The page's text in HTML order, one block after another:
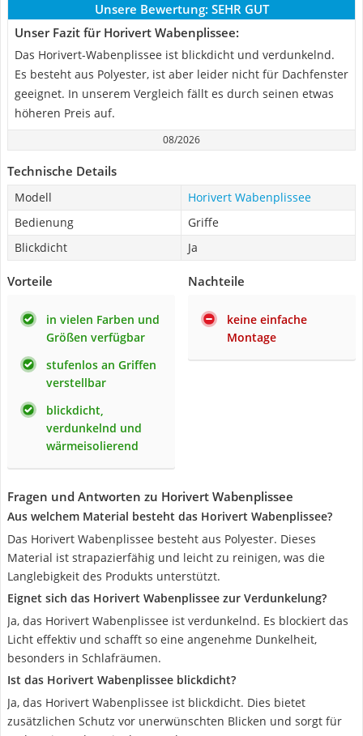
Unsere Bewertung: SEHR GUT
Unser Fazit für Horivert Wabenplissee:
Das Horivert-Wabenplissee ist blickdicht und verdunkelnd.
Es besteht aus Polyester, ist aber leider nicht für Dachfenster
geeignet. In unserem Vergleich fällt es durch seinen etwas
höheren Preis auf.
08/2026
Technische Details
Modell
Horivert Wabenplissee
Bedienung
Griffe
Blickdicht
Ja
Vorteile
in vielen Farben und
Größen verfügbar
stufenlos an Griffen
verstellbar
blickdicht,
verdunkelnd und
wärmeisolierend
Nachteile
keine einfache
Montage
Fragen und Antworten zu Horivert Wabenplissee
Aus welchem Material besteht das Horivert Wabenplissee?
Das Horivert Wabenplissee besteht aus Polyester. Dieses
Material ist strapazierfähig und leicht zu reinigen, was die
Langlebigkeit des Produkts unterstützt.
Eignet sich das Horivert Wabenplissee zur Verdunkelung?
Ja, das Horivert Wabenplissee ist verdunkelnd. Es blockiert das
Licht effektiv und schafft so eine angenehme Dunkelheit,
besonders in Schlafräumen.
Ist das Horivert Wabenplissee blickdicht?
Ja, das Horivert Wabenplissee ist blickdicht. Dies bietet
zusätzlichen Schutz vor unerwünschten Blicken und sorgt für